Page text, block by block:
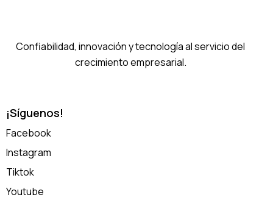
Confiabilidad, innovación y tecnología al servicio del
crecimiento empresarial.
¡Síguenos!
Facebook
Instagram
Tiktok
Youtube